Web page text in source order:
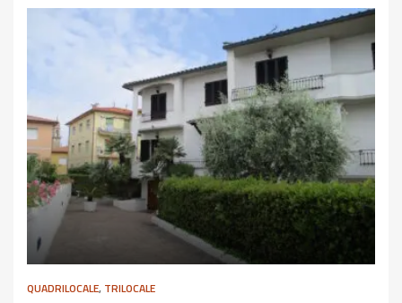
QUADRILOCALE, TRILOCALE